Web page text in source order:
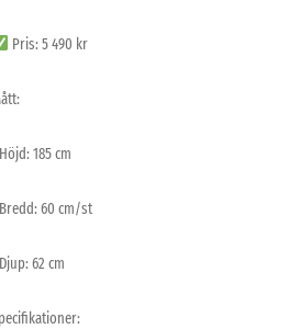
Pris: 5 490 kr
185 cm
60 cm/st
62 cm